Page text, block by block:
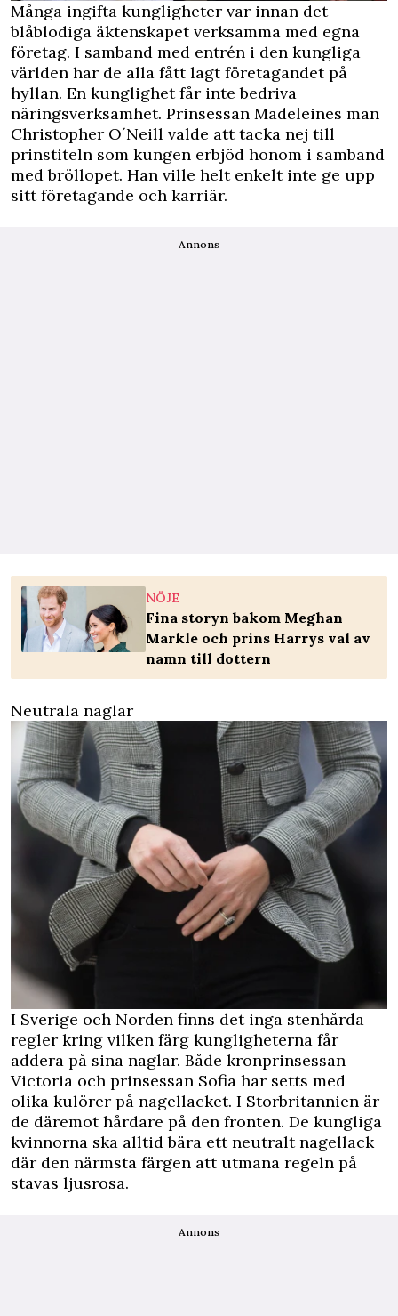
Många ingifta kungligheter var innan det
blåblodiga äktenskapet verksamma med egna
företag. I samband med entrén i den kungliga
världen har de alla fått lagt företagandet på
hyllan. En kunglighet får inte bedriva
näringsverksamhet. Prinsessan Madeleines man
Christopher O´Neill valde att tacka nej till
prinstiteln som kungen erbjöd honom i samband
med bröllopet. Han ville helt enkelt inte ge upp
sitt företagande och karriär.
Annons
NÖJE
Fina storyn bakom Meghan
Markle och prins Harrys val av
namn till dottern
Neutrala naglar
I Sverige och Norden finns det inga stenhårda
regler kring vilken färg kungligheterna får
addera på sina naglar. Både kronprinsessan
Victoria och prinsessan Sofia har setts med
olika kulörer på nagellacket. I Storbritannien är
de däremot hårdare på den fronten. De kungliga
kvinnorna ska alltid bära ett neutralt nagellack
där den närmsta färgen att utmana regeln på
stavas ljusrosa.
Annons